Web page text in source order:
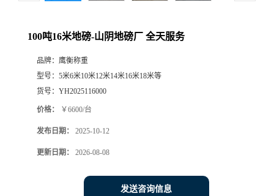
100吨16米地磅-山阴地磅厂 全天服务
品牌： 鹰衡称重
型号： 5米6米10米12米14米16米18米等
货号： YH2025116000
价格： ￥6600/台
发布日期： 2025-10-12
更新日期： 2026-08-08
发送咨询信息